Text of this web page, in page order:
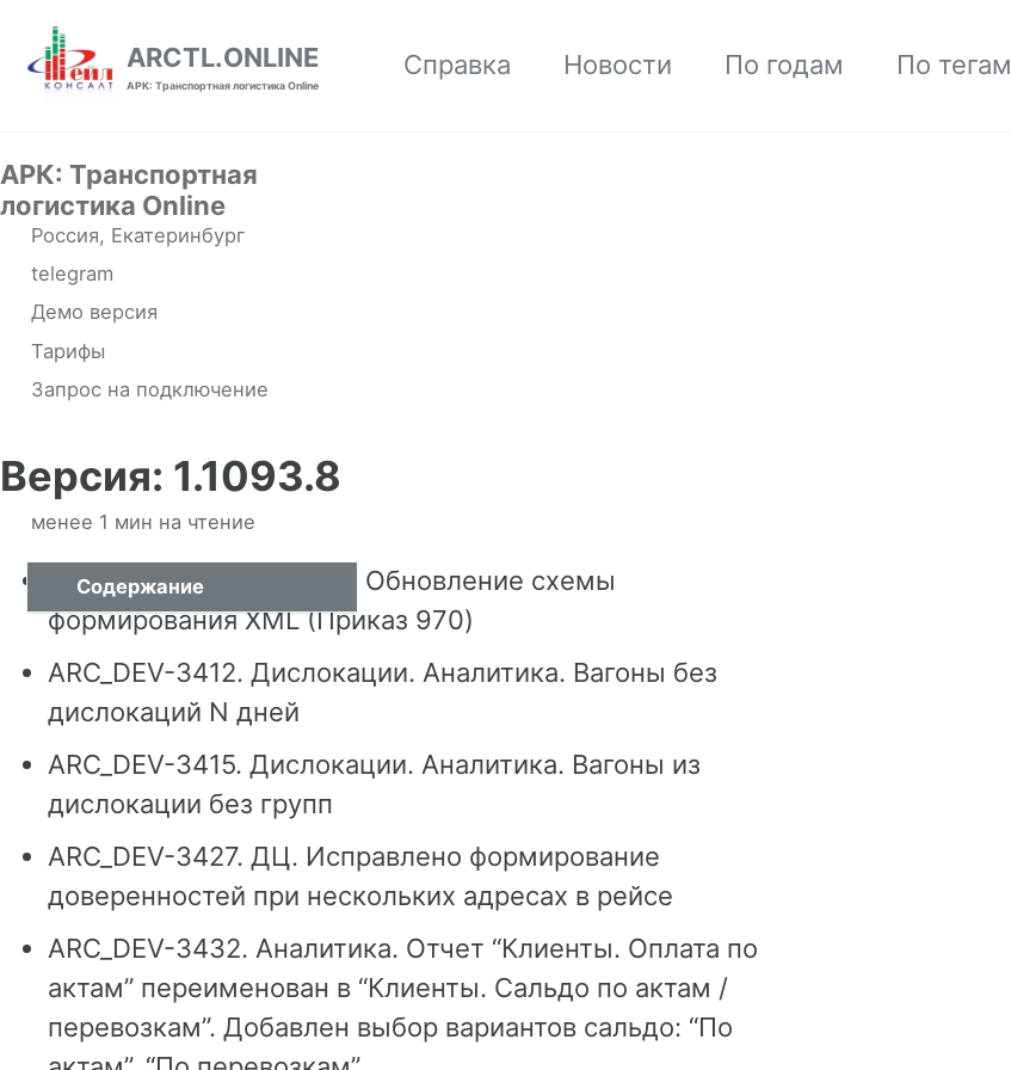
ARCTL.ONLINE
АРК: Транспортная логистика Online
Справка Новости По годам По тегам
АРК: Транспортная
логистика Online
Россия, Екатеринбург
telegram
Демо версия
Тарифы
Запрос на подключение
Версия: 1.1093.8
менее 1 мин на чтение
Содержание
ARC_DEV-3405. Диадок. Обновление схемы
формирования XML (Приказ 970)
ARC_DEV-3412. Дислокации. Аналитика. Вагоны без
дислокаций N дней
ARC_DEV-3415. Дислокации. Аналитика. Вагоны из
дислокации без групп
ARC_DEV-3427. ДЦ. Исправлено формирование
доверенностей при нескольких адресах в рейсе
ARC_DEV-3432. Аналитика. Отчет “Клиенты. Оплата по
актам” переименован в “Клиенты. Сальдо по актам /
перевозкам”. Добавлен выбор вариантов сальдо: “По